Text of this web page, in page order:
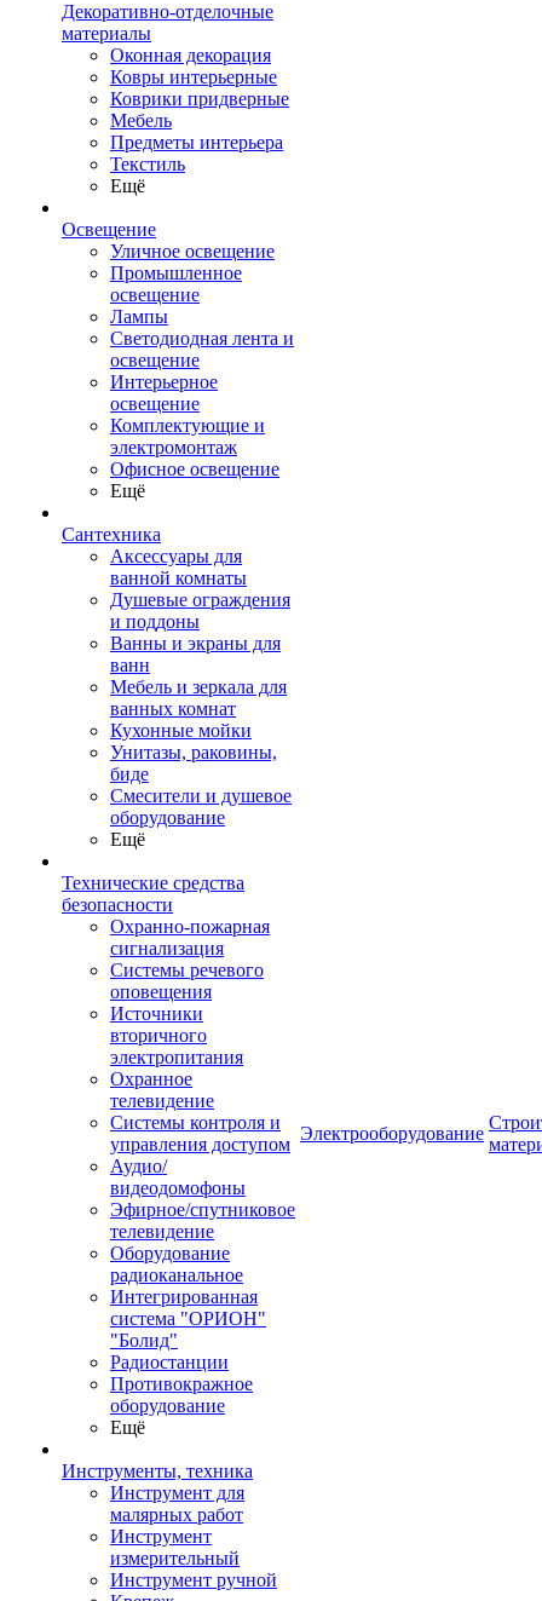
Декоративно-отделочные
материалы
Оконная декорация
Ковры интерьерные
Коврики придверные
Мебель
Предметы интерьера
Текстиль
Ещё
Освещение
Уличное освещение
Промышленное
освещение
Лампы
Светодиодная лента и
освещение
Интерьерное
освещение
Комплектующие и
электромонтаж
Офисное освещение
Ещё
Сантехника
Аксессуары для
ванной комнаты
Душевые ограждения
и поддоны
Ванны и экраны для
ванн
Мебель и зеркала для
ванных комнат
Кухонные мойки
Унитазы, раковины,
биде
Смесители и душевое
оборудование
Ещё
Технические средства
безопасности
Охранно-пожарная
сигнализация
Системы речевого
оповещения
Источники
вторичного
электропитания
Охранное
телевидение
Системы контроля и
управления доступом
Аудио/
видеодомофоны
Эфирное/спутниковое
телевидение
Оборудование
радиоканальное
Интегрированная
система "ОРИОН"
"Болид"
Радиостанции
Противокражное
оборудование
Ещё
Инструменты, техника
Инструмент для
малярных работ
Инструмент
измерительный
Инструмент ручной
Электрооборудование